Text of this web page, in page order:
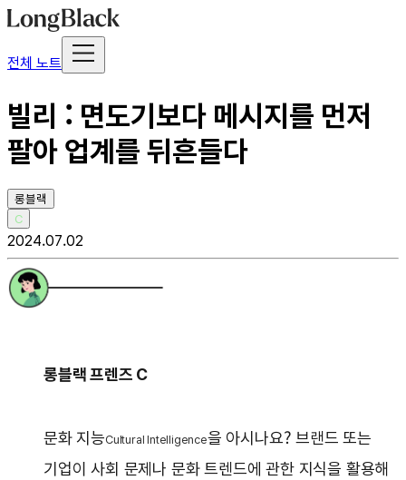
전체 노트
빌리 : 면도기보다 메시지를 먼저
팔아 업계를 뒤흔들다
롱블랙
C
2024.07.02
롱블랙 프렌즈 C
문화 지능Cultural Intelligence을 아시나요? 브랜드 또는
기업이 사회 문제나 문화 트렌드에 관한 지식을 활용해